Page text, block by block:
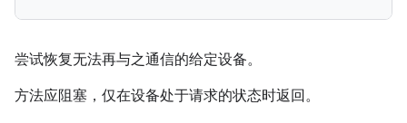
尝试恢复无法再与之通信的给定设备。
方法应阻塞，仅在设备处于请求的状态时返回。